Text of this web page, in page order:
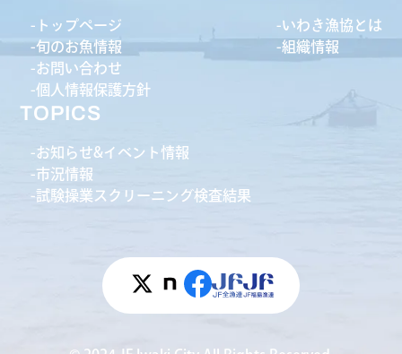
トップページ
旬のお魚情報
お問い合わせ
個人情報保護方針
いわき漁協とは
組織情報
TOPICS
お知らせ&イベント情報
市況情報
試験操業スクリーニング検査結果